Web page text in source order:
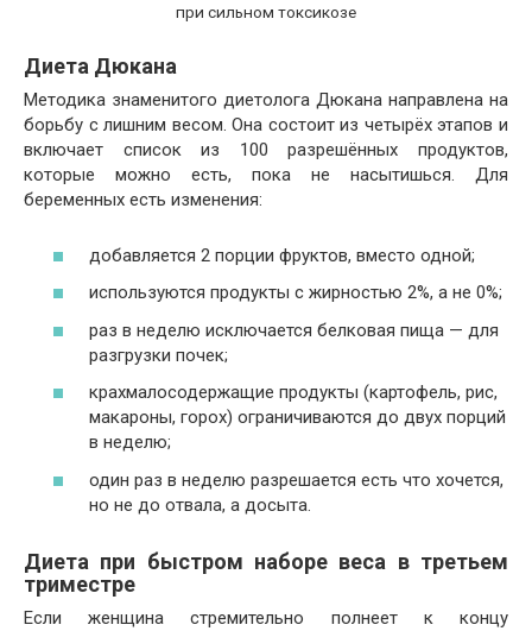
при сильном токсикозе
Диета Дюкана
Методика знаменитого диетолога Дюкана направлена на
борьбу с лишним весом. Она состоит из четырёх этапов и
включает список из 100 разрешённых продуктов,
которые можно есть, пока не насытишься. Для
беременных есть изменения:
добавляется 2 порции фруктов, вместо одной;
используются продукты с жирностью 2%, а не 0%;
раз в неделю исключается белковая пища — для
разгрузки почек;
крахмалосодержащие продукты (картофель, рис,
макароны, горох) ограничиваются до двух порций
в неделю;
один раз в неделю разрешается есть что хочется,
но не до отвала, а досыта.
Диета при быстром наборе веса в третьем
триместре
Если женщина стремительно полнеет к концу